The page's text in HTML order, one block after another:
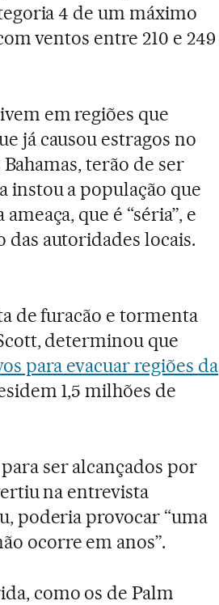
4 de um máximo
ventos entre 210 e 249
em regiões que
já causou estragos no
terão de ser
instou a população que
que é “séria”, e
das autoridades locais.
de furacão e tormenta
determinou que
para evacuar regiões da
1,5 milhões de
ser alcançados por
na entrevista
poderia provocar “uma
ocorre em anos”.
como os de Palm